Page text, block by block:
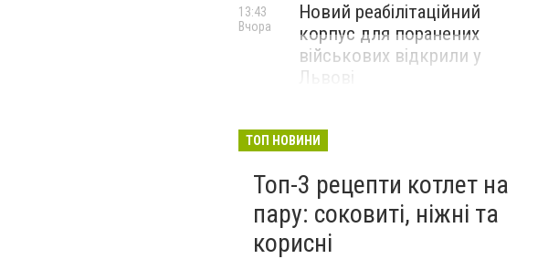
Новий реабілітаційний
корпус для поранених
військових відкрили у
Львові
13:43
Вчора
ТОП НОВИНИ
Топ-3 рецепти котлет на
пару: соковиті, ніжні та
корисні